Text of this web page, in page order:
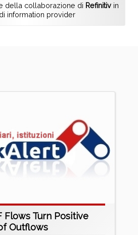
della collaborazione di Refinitiv in
information provider
Flows Turn Positive
Outflows